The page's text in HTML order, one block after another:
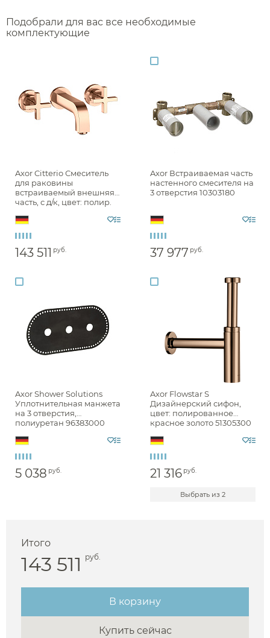
Каталог
Стаканы
Смесители накладные для душа и ванны
Подобрали для вас все необходимые
комплектующие
Axor Citterio Смеситель
для раковины
встраиваемый внешняя
часть, с д/к, цвет: полир.
143 511 руб.
Axor Встраиваемая часть
настенного смесителя на
3 отверстия 10303180
37 977 руб.
Axor Shower Solutions
Уплотнительная манжета
на 3 отверстия,
полиуретан 96383000
5 038 руб.
Axor Flowstar S
Дизайнерский сифон,
цвет: полированное
красное золото 51305300
21 316 руб.
Выбрать из 2
Итого
143 511 руб.
В корзину
Купить сейчас